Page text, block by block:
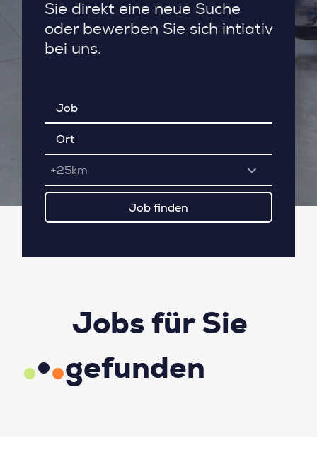
Sie direkt eine neue Suche
oder bewerben Sie sich intiativ
bei uns.
+25km